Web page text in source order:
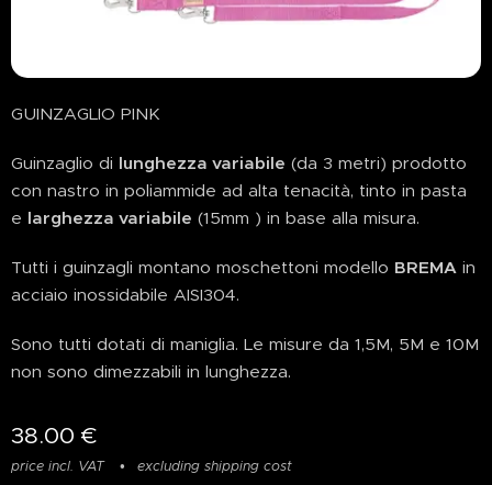
GUINZAGLIO PINK
Guinzaglio di lunghezza variabile (da 3 metri) prodotto
con nastro in poliammide ad alta tenacità, tinto in pasta
e larghezza variabile (15mm ) in base alla misura.
Tutti i guinzagli montano moschettoni modello BREMA in
acciaio inossidabile AISI304.
Sono tutti dotati di maniglia. Le misure da 1,5M, 5M e 10M
non sono dimezzabili in lunghezza.
38.00 €
price incl. VAT excluding shipping cost